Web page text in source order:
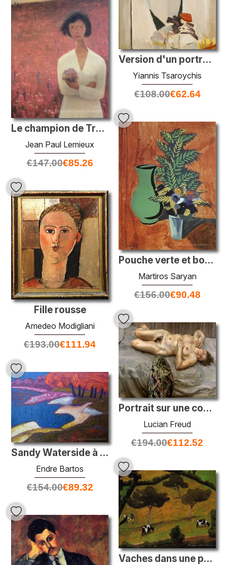
Version d'un portrait avec des fleurs en papier
Yiannis Tsaroychis
€108.00€62.64
Le champion de Trèfles
Jean Paul Lemieux
€147.00€85.26
Pouche verte et bouquet
Martiros Saryan
€156.00€90.48
Fille rousse
Amedeo Modigliani
€193.00€111.94
Portrait sur une couverture grise
Lucian Freud
€194.00€112.52
Sandy Waterside à Baja
Endre Bartos
€154.00€89.32
Vaches dans une prairie